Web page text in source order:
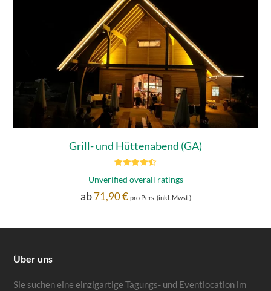
Grill- und Hüttenabend (GA)
mit4.50
Unverified overall ratings
ab71,90€ pro Pers. (inkl. Mwst.)
Über uns
Sie suchen eine einzigartige Tagungs- und Eventlocation im